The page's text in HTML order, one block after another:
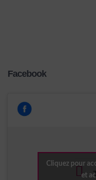
Facebook
Cliquez pour
et